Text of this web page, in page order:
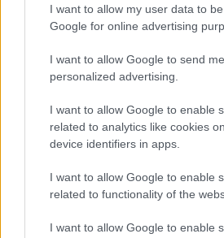
I want to allow my user data to
Google for online advertising
I want to allow Google to send me
personalized advertising.
I want to allow Google to enable
related to analytics like cookies
device identifiers in apps.
I want to allow Google to enable
related to functionality of the
I want to allow Google to enable
Újra megbízást kapott egy
kerületben, amelynek korábbi